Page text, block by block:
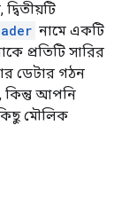
নামে একটি
প্রতিটি সারির
ডেটার গঠন
কিন্তু আপনি
মৌলিক